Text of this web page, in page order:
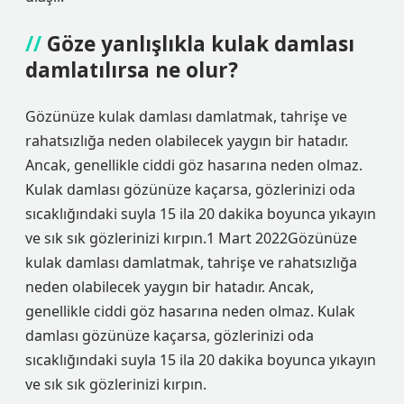
Göze yanlışlıkla kulak damlası
damlatılırsa ne olur?
Gözünüze kulak damlası damlatmak, tahrişe ve
rahatsızlığa neden olabilecek yaygın bir hatadır.
Ancak, genellikle ciddi göz hasarına neden olmaz.
Kulak damlası gözünüze kaçarsa, gözlerinizi oda
sıcaklığındaki suyla 15 ila 20 dakika boyunca yıkayın
ve sık sık gözlerinizi kırpın.1 Mart 2022Gözünüze
kulak damlası damlatmak, tahrişe ve rahatsızlığa
neden olabilecek yaygın bir hatadır. Ancak,
genellikle ciddi göz hasarına neden olmaz. Kulak
damlası gözünüze kaçarsa, gözlerinizi oda
sıcaklığındaki suyla 15 ila 20 dakika boyunca yıkayın
ve sık sık gözlerinizi kırpın.